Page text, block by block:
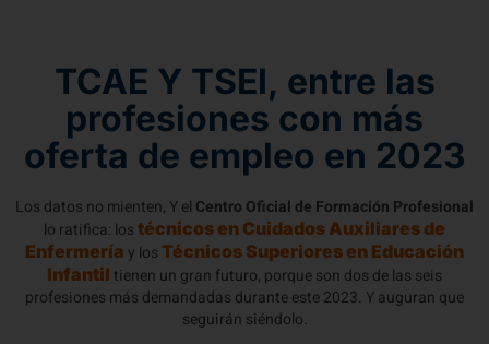
TCAE Y TSEI, entre las
profesiones con más
oferta de empleo en 2023
Los datos no mienten, Y el Centro Oficial de Formación Profesional
lo ratifica: los técnicos en Cuidados Auxiliares de
Enfermería y los Técnicos Superiores en Educación
Infantil tienen un gran futuro, porque son dos de las seis
profesiones más demandadas durante este 2023. Y auguran que
seguirán siéndolo.